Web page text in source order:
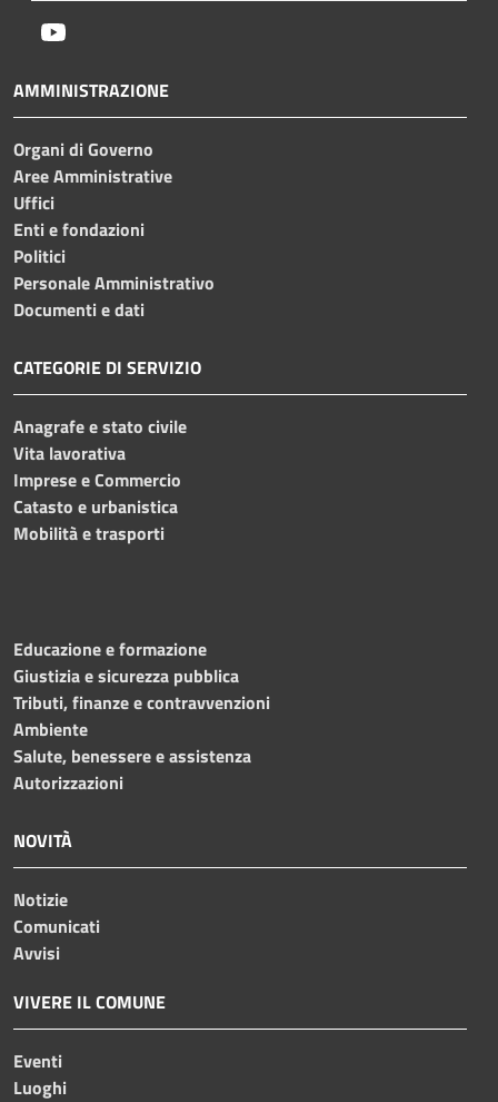
AMMINISTRAZIONE
Organi di Governo
Aree Amministrative
Uffici
Enti e fondazioni
Politici
Personale Amministrativo
Documenti e dati
CATEGORIE DI SERVIZIO
Anagrafe e stato civile
Vita lavorativa
Imprese e Commercio
Catasto e urbanistica
Mobilità e trasporti
Educazione e formazione
Giustizia e sicurezza pubblica
Tributi, finanze e contravvenzioni
Ambiente
Salute, benessere e assistenza
Autorizzazioni
NOVITÀ
Notizie
Comunicati
Avvisi
VIVERE IL COMUNE
Eventi
Luoghi